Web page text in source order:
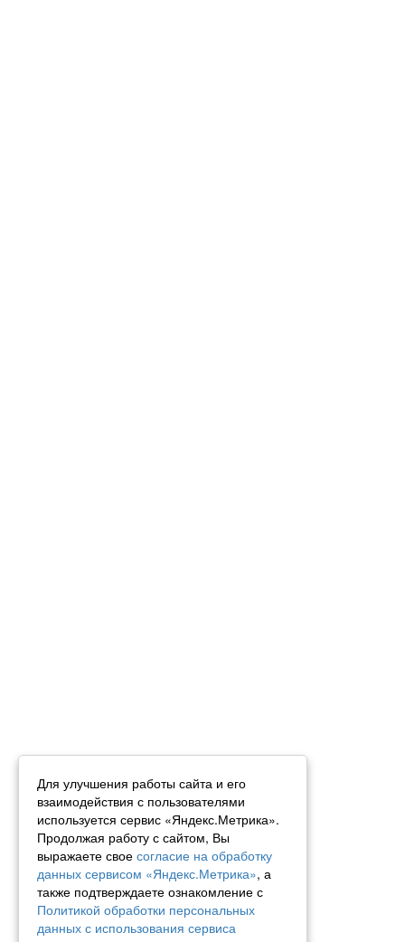
Для улучшения работы сайта и его
взаимодействия с пользователями
используется сервис «Яндекс.Метрика».
Продолжая работу с сайтом, Вы
выражаете свое согласие на обработку
данных сервисом «Яндекс.Метрика», а
также подтверждаете ознакомление с
Политикой обработки персональных
данных с использования сервиса